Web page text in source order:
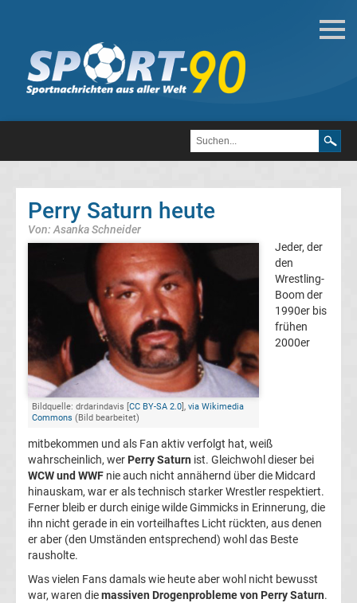
WWE
WWE
WWE
Top-
Aktuell
Bundesliga
Tabelle
Bundesliga
Ergebnisse
2.
Liga
Perry Saturn heute
Von: Asanka Schneider
Bildquelle: drdarindavis [CC BY-SA 2.0], via Wikimedia
Commons (Bild bearbeitet)
Jeder, der
den
Wrestling-
Boom der
1990er bis
frühen
2000er
mitbekommen und als Fan aktiv verfolgt hat, weiß
wahrscheinlich, wer Perry Saturn ist. Gleichwohl dieser bei
WCW und WWF nie auch nicht annähernd über die Midcard
hinauskam, war er als technisch starker Wrestler respektiert.
Ferner bleib er durch einige wilde Gimmicks in Erinnerung, die
ihn nicht gerade in ein vorteilhaftes Licht rückten, aus denen
er aber (den Umständen entsprechend) wohl das Beste
rausholte.
Was vielen Fans damals wie heute aber wohl nicht bewusst
war, waren diemassiven Drogenprobleme von Perry Saturn.